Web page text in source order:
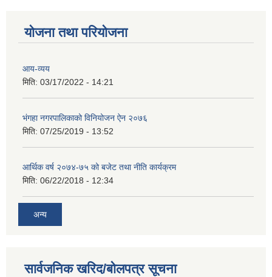
योजना तथा परियोजना
आय-व्यय
मिति: 03/17/2022 - 14:21
भंगहा नगरपालिकाको विनियोजन ऐन २०७६
मिति: 07/25/2019 - 13:52
आर्थिक वर्ष २०७४-७५ को बजेट तथा नीति कार्यक्रम
मिति: 06/22/2018 - 12:34
अन्य
सार्वजनिक खरिद/बोलपत्र सूचना